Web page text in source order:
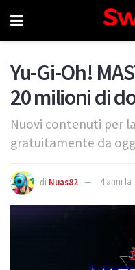
Yu-Gi-Oh!
20 milioni di
Nuovi contenuti per
gratuitamente da
di Nuas82 4 anni fa